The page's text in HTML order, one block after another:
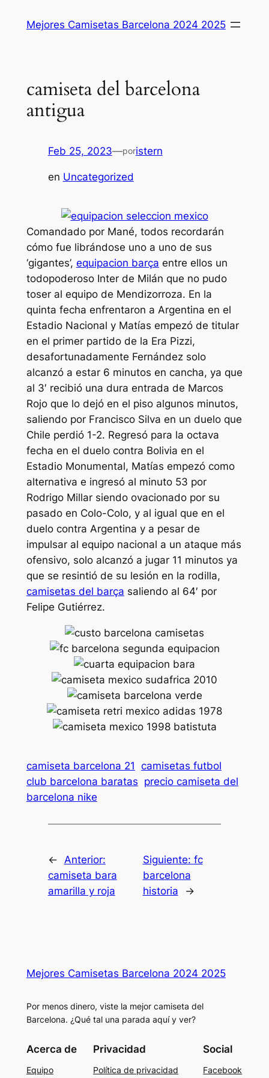
Mejores Camisetas Barcelona 2024 2025
camiseta del barcelona
antigua
Feb 25, 2023—poristern
en Uncategorized
Comandado por Mané, todos recordarán
cómo fue librándose uno a uno de sus
‘gigantes’, equipacion barça entre ellos un
todopoderoso Inter de Milán que no pudo
toser al equipo de Mendizorroza. En la
quinta fecha enfrentaron a Argentina en el
Estadio Nacional y Matías empezó de titular
en el primer partido de la Era Pizzi,
desafortunadamente Fernández solo
alcanzó a estar 6 minutos en cancha, ya que
al 3′ recibió una dura entrada de Marcos
Rojo que lo dejó en el piso algunos minutos,
saliendo por Francisco Silva en un duelo que
Chile perdió 1-2. Regresó para la octava
fecha en el duelo contra Bolivia en el
Estadio Monumental, Matías empezó como
alternativa e ingresó al minuto 53 por
Rodrigo Millar siendo ovacionado por su
pasado en Colo-Colo, y al igual que en el
duelo contra Argentina y a pesar de
impulsar al equipo nacional a un ataque más
ofensivo, solo alcanzó a jugar 11 minutos ya
que se resintió de su lesión en la rodilla,
camisetas del barça saliendo al 64′ por
Felipe Gutiérrez.
camiseta barcelona 21 camisetas futbol
club barcelona baratas precio camiseta del
barcelona nike
←
Anterior:
camiseta bara
amarilla y roja
Siguiente: fc
barcelona
historia
→
Mejores Camisetas Barcelona 2024 2025
Por menos dinero, viste la mejor camiseta del
Barcelona. ¿Qué tal una parada aquí y ver?
Acerca de
Equipo
Privacidad
Política de privacidad
Social
Facebook